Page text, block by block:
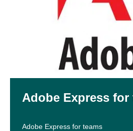
Adobe Express for
Adobe Express for teams